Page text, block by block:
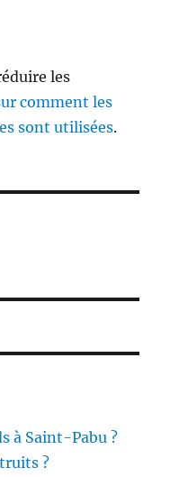
les
comment les
sont utilisées.
à Saint-Pabu ?
?